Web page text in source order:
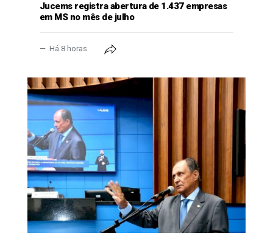
Jucems registra abertura de 1.437 empresas
em MS no mês de julho
Há 8 horas